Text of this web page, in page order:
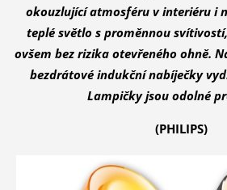
okouzlující atmosféru v interiéru i
teplé světlo s proměnnou
ovšem bez rizika otevřeného ohně.
bezdrátové indukční nabíječky
Lampičky jsou odolné
(PHILIPS)